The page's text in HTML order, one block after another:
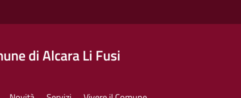
di Alcara Li Fusi